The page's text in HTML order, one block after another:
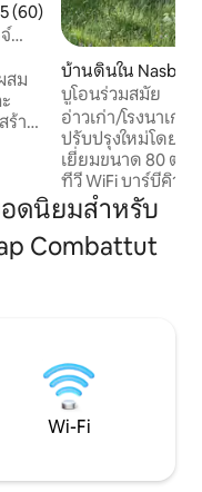
เฉลี่ย 4.95 จาก 5, 60 รีวิว
(60)
สม
ร้าง
ก
าว
อน
บ้านดินใน
บูโอนร่วมสมัย
อ่าวเก่า/โรงนาเก่
ปรับปรุงใหม่โดยส
เยี่ยมขนาด 80 ตร
ทีวี WiFi บาร์บีคิวโ
ฟองดู... บรรยากา
หินหลังนี้ได้รับการ
2016 วัตถุแต่ละชิ้
BES)
ดนิยมสำหรับ
Combattut
Wi-Fi